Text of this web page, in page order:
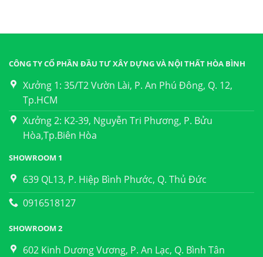
CÔNG TY CỔ PHẦN ĐẦU TƯ XÂY DỰNG VÀ NỘI THẤT HÒA BÌNH
Xưởng 1: 35/T2 Vườn Lài, P. An Phú Đông, Q. 12,
Tp.HCM
Xưởng 2: K2-39, Nguyễn Tri Phương, P. Bửu
Hòa,Tp.Biên Hòa
SHOWROOM 1
639 QL13, P. Hiệp Bình Phước, Q. Thủ Đức
0916518127
SHOWROOM 2
602 Kinh Dương Vương, P. An Lạc, Q. Bình Tân